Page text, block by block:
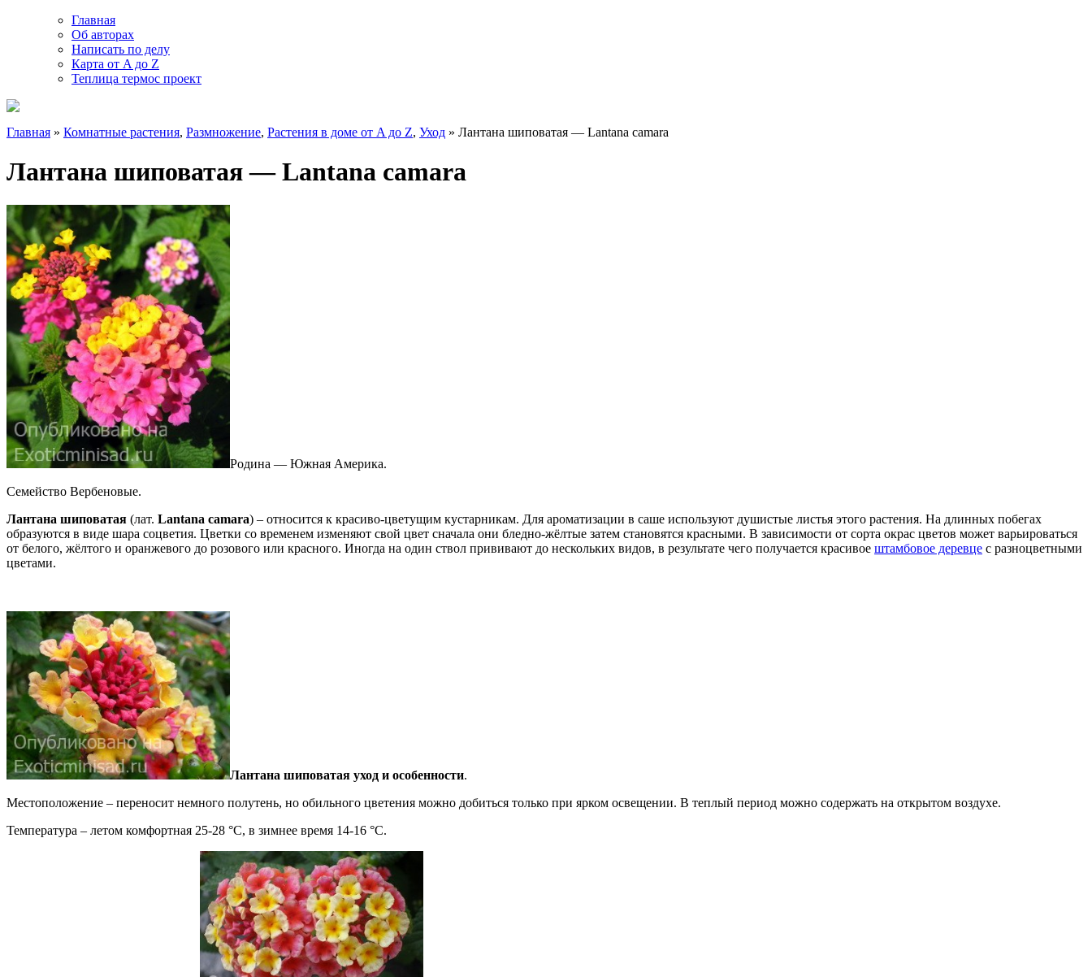
Главная
Об авторах
Написать по делу
Карта от A до Z
Теплица термос проект
Главная » Комнатные растения, Размножение, Растения в доме от A до Z, Уход » Лантана шиповатая — Lantana camara
Лантана шиповатая — Lantana camara
Родина — Южная Америка.
Семейство Вербеновые.
Лантана шиповатая (лат. Lantana camara) – относится к красиво-цветущим кустарникам. Для ароматизации в саше используют душистые листья этого растения. На длинных побегах
образуются в виде шара соцветия. Цветки со временем изменяют свой цвет сначала они бледно-жёлтые затем становятся красными. В зависимости от сорта окрас цветов может варьироваться
от белого, жёлтого и оранжевого до розового или красного. Иногда на один ствол прививают до нескольких видов, в результате чего получается красивое штамбовое деревце с разноцветными
цветами.
Лантана шиповатая уход и особенности.
Местоположение – переносит немного полутень, но обильного цветения можно добиться только при ярком освещении. В теплый период можно содержать на открытом воздухе.
Температура – летом комфортная 25-28 °С, в зимнее время 14-16 °С.